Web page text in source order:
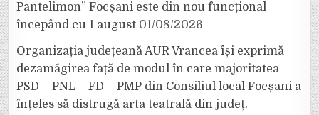
Pantelimon” Focșani este din nou funcțional
începând cu 1 august 01/08/2026
Organizația județeană AUR Vrancea își exprimă
dezamăgirea față de modul în care majoritatea
PSD – PNL – FD – PMP din Consiliul local Focșani a
înțeles să distrugă arta teatrală din județ.